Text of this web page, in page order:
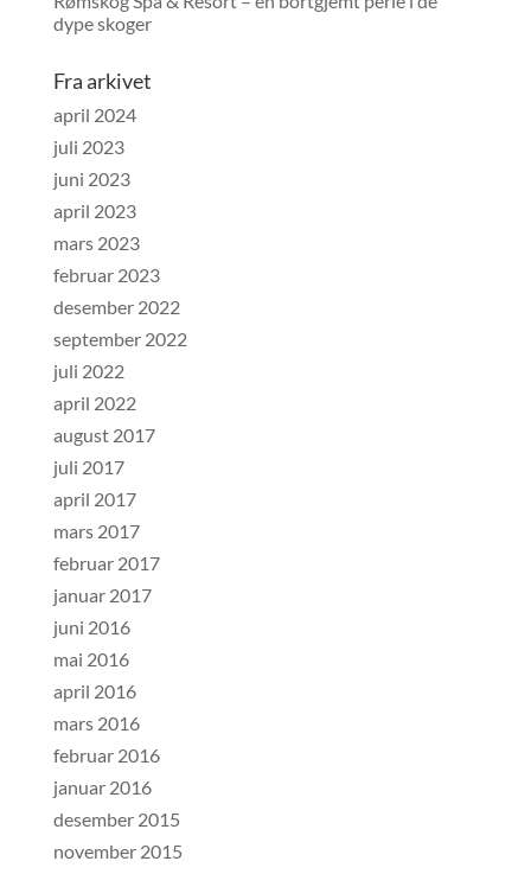
dype skoger
Fra arkivet
april 2024
juli 2023
juni 2023
april 2023
mars 2023
februar 2023
desember 2022
september 2022
juli 2022
april 2022
august 2017
juli 2017
april 2017
mars 2017
februar 2017
januar 2017
juni 2016
mai 2016
april 2016
mars 2016
februar 2016
januar 2016
desember 2015
november 2015